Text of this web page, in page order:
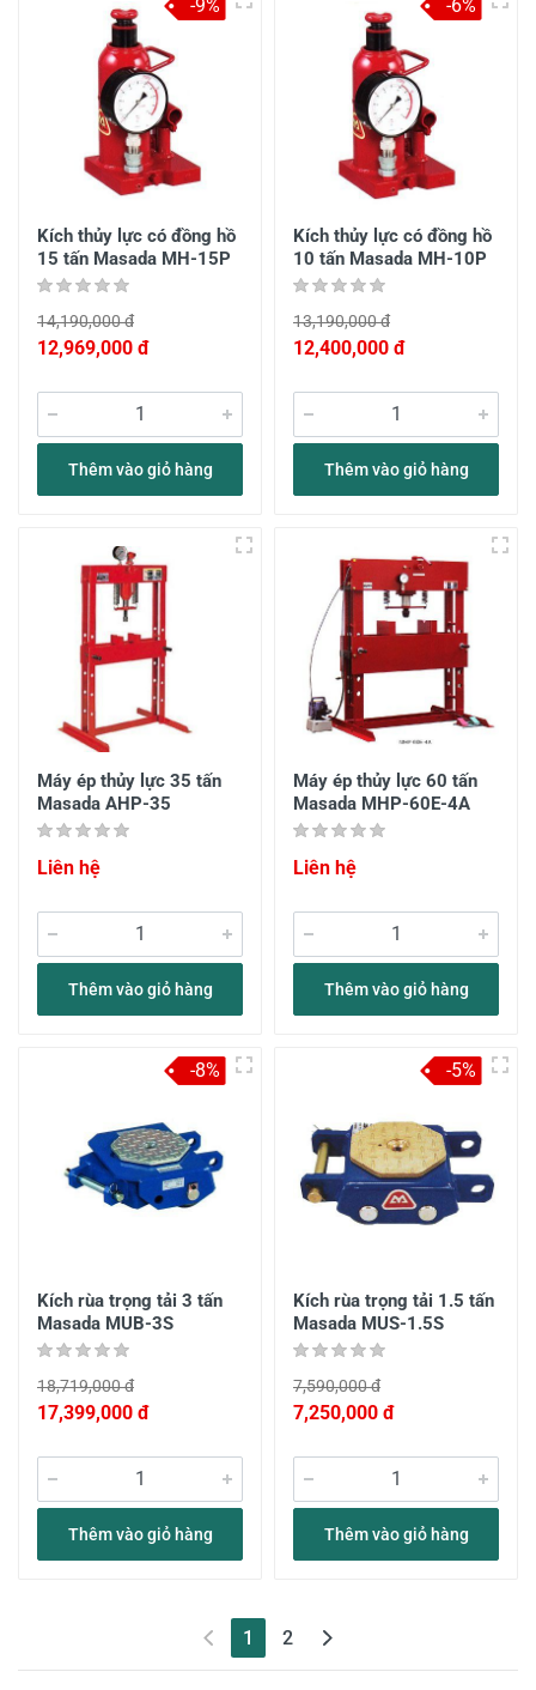
Kích thủy lực có đồng hồ
15 tấn Masada MH-15P
14,190,000 đ
12,969,000 đ
Thêm vào giỏ hàng
-9%
Kích thủy lực có đồng hồ
10 tấn Masada MH-10P
13,190,000 đ
12,400,000 đ
Thêm vào giỏ hàng
-6%
Máy ép thủy lực 35 tấn
Masada AHP-35
Liên hệ
Thêm vào giỏ hàng
Máy ép thủy lực 60 tấn
Masada MHP-60E-4A
Liên hệ
Thêm vào giỏ hàng
Kích rùa trọng tải 3 tấn
Masada MUB-3S
18,719,000 đ
17,399,000 đ
Thêm vào giỏ hàng
-8%
Kích rùa trọng tải 1.5 tấn
Masada MUS-1.5S
7,590,000 đ
7,250,000 đ
Thêm vào giỏ hàng
-5%
1 (current)
2